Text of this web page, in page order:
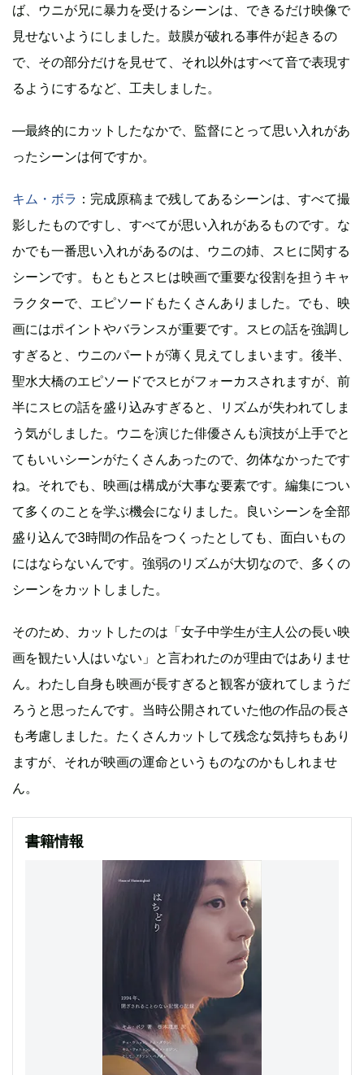
ば、ウニが兄に暴力を受けるシーンは、できるだけ映像で
見せないようにしました。鼓膜が破れる事件が起きるの
で、その部分だけを見せて、それ以外はすべて音で表現す
るようにするなど、工夫しました。
―最終的にカットしたなかで、監督にとって思い入れがあ
ったシーンは何ですか。
キム・ボラ ：完成原稿まで残してあるシーンは、すべて撮
影したものですし、すべてが思い入れがあるものです。な
かでも一番思い入れがあるのは、ウニの姉、スヒに関する
シーンです。もともとスヒは映画で重要な役割を担うキャ
ラクターで、エピソードもたくさんありました。でも、映
画にはポイントやバランスが重要です。スヒの話を強調し
すぎると、ウニのパートが薄く見えてしまいます。後半、
聖水大橋のエピソードでスヒがフォーカスされますが、前
半にスヒの話を盛り込みすぎると、リズムが失われてしま
う気がしました。ウニを演じた俳優さんも演技が上手でと
てもいいシーンがたくさんあったので、勿体なかったです
ね。それでも、映画は構成が大事な要素です。編集につい
て多くのことを学ぶ機会になりました。良いシーンを全部
盛り込んで3時間の作品をつくったとしても、面白いもの
にはならないんです。強弱のリズムが大切なので、多くの
シーンをカットしました。
そのため、カットしたのは「女子中学生が主人公の長い映
画を観たい人はいない」と言われたのが理由ではありませ
ん。わたし自身も映画が長すぎると観客が疲れてしまうだ
ろうと思ったんです。当時公開されていた他の作品の長さ
も考慮しました。たくさんカットして残念な気持ちもあり
ますが、それが映画の運命というものなのかもしれませ
ん。
書籍情報